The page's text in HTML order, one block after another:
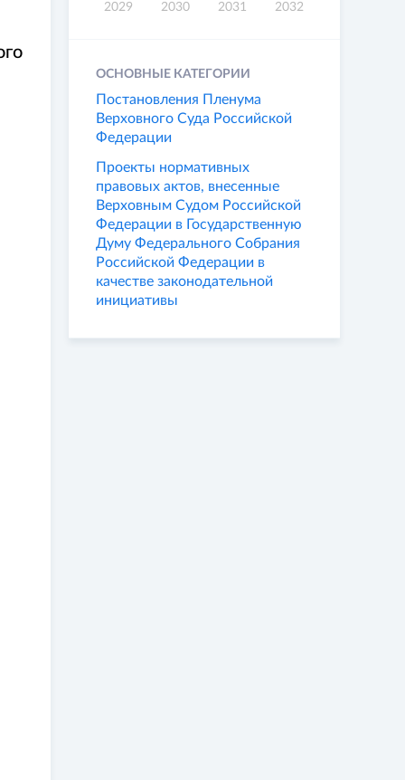
2029 2030 2031 2032
ОСНОВНЫЕ КАТЕГОРИИ
Постановления Пленума
Верховного Суда Российской
Федерации
Проекты нормативных
правовых актов, внесенные
Верховным Судом Российской
Федерации в Государственную
Думу Федерального Собрания
Российской Федерации в
качестве законодательной
инициативы